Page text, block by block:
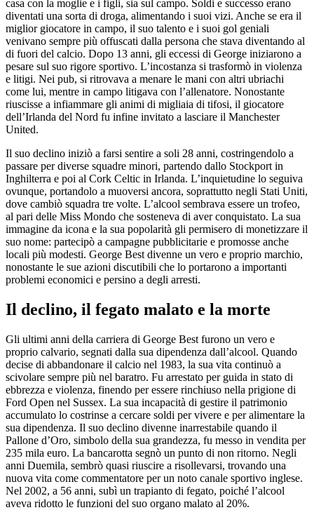
casa con la moglie e i figli, sia sul campo. Soldi e successo erano
diventati una sorta di droga, alimentando i suoi vizi. Anche se era il
miglior giocatore in campo, il suo talento e i suoi gol geniali
venivano sempre più offuscati dalla persona che stava diventando al
di fuori del calcio. Dopo 13 anni, gli eccessi di George iniziarono a
pesare sul suo rigore sportivo. L’incostanza si trasformò in violenza
e litigi. Nei pub, si ritrovava a menare le mani con altri ubriachi
come lui, mentre in campo litigava con l’allenatore. Nonostante
riuscisse a infiammare gli animi di migliaia di tifosi, il giocatore
dell’Irlanda del Nord fu infine invitato a lasciare il Manchester
United.
Il suo declino iniziò a farsi sentire a soli 28 anni, costringendolo a
passare per diverse squadre minori, partendo dallo Stockport in
Inghilterra e poi al Cork Celtic in Irlanda. L’inquietudine lo seguiva
ovunque, portandolo a muoversi ancora, soprattutto negli Stati Uniti,
dove cambiò squadra tre volte. L’alcool sembrava essere un trofeo,
al pari delle Miss Mondo che sosteneva di aver conquistato. La sua
immagine da icona e la sua popolarità gli permisero di monetizzare il
suo nome: partecipò a campagne pubblicitarie e promosse anche
locali più modesti. George Best divenne un vero e proprio marchio,
nonostante le sue azioni discutibili che lo portarono a importanti
problemi economici e persino a degli arresti.
Il declino, il fegato malato e la morte
Gli ultimi anni della carriera di George Best furono un vero e
proprio calvario, segnati dalla sua dipendenza dall’alcool. Quando
decise di abbandonare il calcio nel 1983, la sua vita continuò a
scivolare sempre più nel baratro. Fu arrestato per guida in stato di
ebbrezza e violenza, finendo per essere rinchiuso nella prigione di
Ford Open nel Sussex. La sua incapacità di gestire il patrimonio
accumulato lo costrinse a cercare soldi per vivere e per alimentare la
sua dipendenza. Il suo declino divenne inarrestabile quando il
Pallone d’Oro, simbolo della sua grandezza, fu messo in vendita per
235 mila euro. La bancarotta segnò un punto di non ritorno. Negli
anni Duemila, sembrò quasi riuscire a risollevarsi, trovando una
nuova vita come commentatore per un noto canale sportivo inglese.
Nel 2002, a 56 anni, subì un trapianto di fegato, poiché l’alcool
aveva ridotto le funzioni del suo organo malato al 20%.